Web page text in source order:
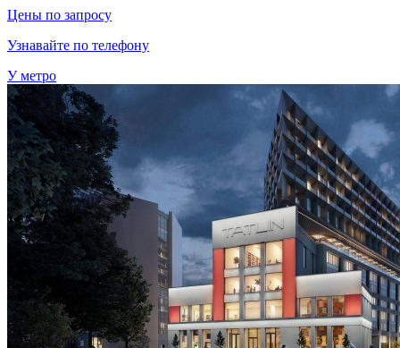
Цены по запросу
Узнавайте по телефону
У метро